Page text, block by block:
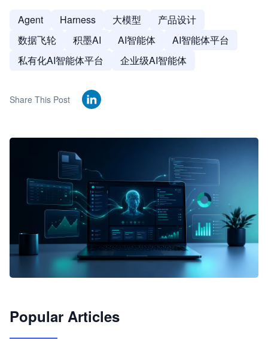
Agent Harness 大模型
产品设计
数据飞轮
积墨AI AI智能体
AI智能体平台
私有化AI智能体平台
企业级AI智能体
Share This Post
JimoClaw 桌面 AI Agent 工作台
Popular Articles